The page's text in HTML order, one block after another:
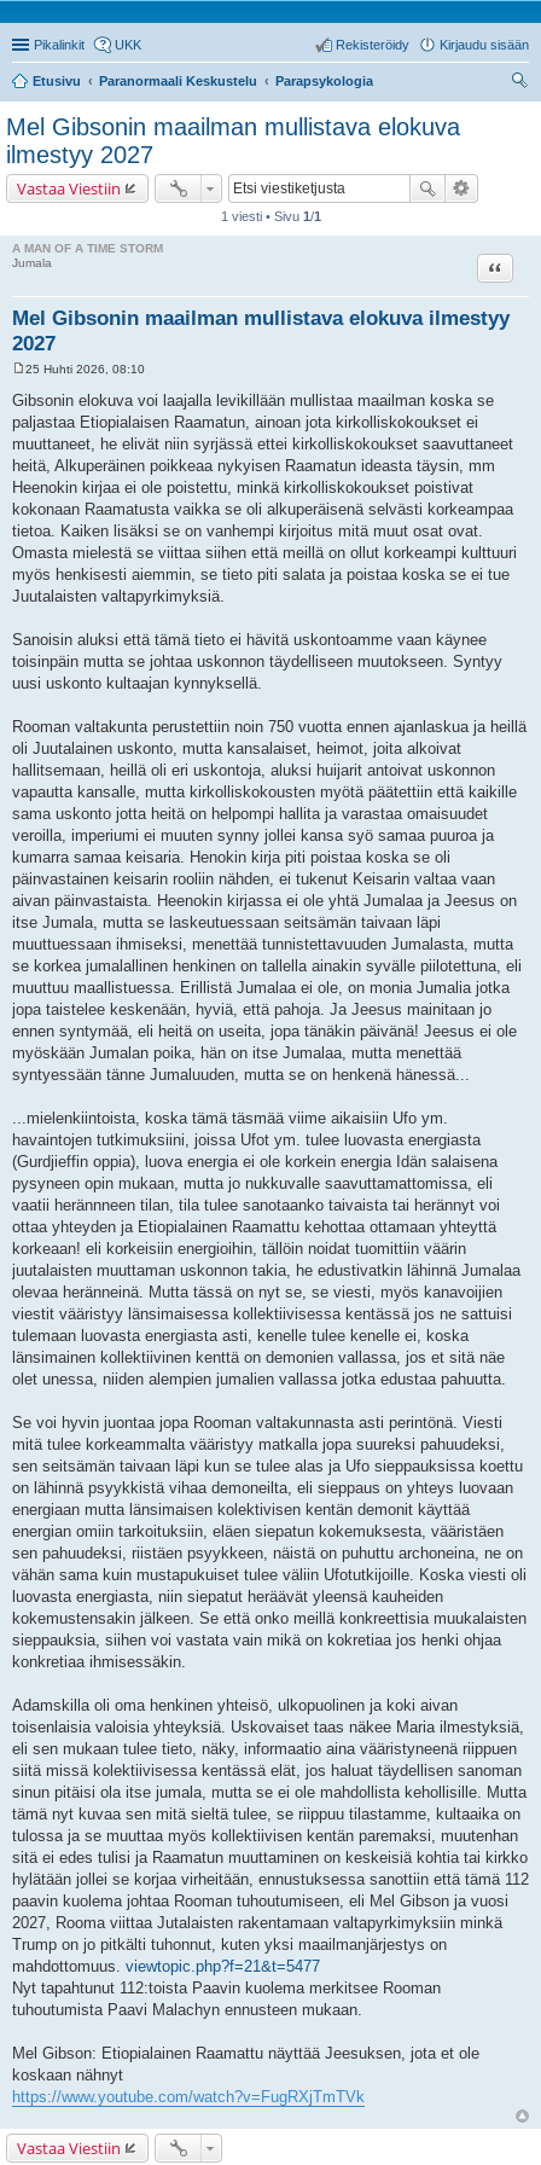
Pikalinkit UKK Kirjaudu sisään
Rekisteröidy
Etusivu Paranormaali Keskustelu
Parapsykologia
Mel Gibsonin maailman mullistava elokuva
ilmestyy 2027
Vastaa Viestiin
1 viesti • Sivu 1/1
A MAN OF A TIME STORM
Jumala
Mel Gibsonin maailman mullistava elokuva ilmestyy
2027
Lainaa
i
e
s
i
25 Huhti 2026, 08:10
Gibsonin elokuva voi laajalla levikillään mullistaa maailman koska se
paljastaa Etiopialaisen Raamatun, ainoan jota kirkolliskokoukset ei
muuttaneet, he elivät niin syrjässä ettei kirkolliskokoukset saavuttaneet
heitä, Alkuperäinen poikkeaa nykyisen Raamatun ideasta täysin, mm
Heenokin kirjaa ei ole poistettu, minkä kirkolliskokoukset poistivat
kokonaan Raamatusta vaikka se oli alkuperäisenä selvästi korkeampaa
tietoa. Kaiken lisäksi se on vanhempi kirjoitus mitä muut osat ovat.
Omasta mielestä se viittaa siihen että meillä on ollut korkeampi kulttuuri
myös henkisesti aiemmin, se tieto piti salata ja poistaa koska se ei tue
Juutalaisten valtapyrkimyksiä.
Sanoisin aluksi että tämä tieto ei hävitä uskontoamme vaan käynee
toisinpäin mutta se johtaa uskonnon täydelliseen muutokseen. Syntyy
uusi uskonto kultaajan kynnyksellä.
Rooman valtakunta perustettiin noin 750 vuotta ennen ajanlaskua ja heillä
oli Juutalainen uskonto, mutta kansalaiset, heimot, joita alkoivat
hallitsemaan, heillä oli eri uskontoja, aluksi huijarit antoivat uskonnon
vapautta kansalle, mutta kirkolliskokousten myötä päätettiin että kaikille
sama uskonto jotta heitä on helpompi hallita ja varastaa omaisuudet
veroilla, imperiumi ei muuten synny jollei kansa syö samaa puuroa ja
kumarra samaa keisaria. Henokin kirja piti poistaa koska se oli
päinvastainen keisarin rooliin nähden, ei tukenut Keisarin valtaa vaan
aivan päinvastaista. Heenokin kirjassa ei ole yhtä Jumalaa ja Jeesus on
itse Jumala, mutta se laskeutuessaan seitsämän taivaan läpi
muuttuessaan ihmiseksi, menettää tunnistettavuuden Jumalasta, mutta
se korkea jumalallinen henkinen on tallella ainakin syvälle piilotettuna, eli
muuttuu maallistuessa. Erillistä Jumalaa ei ole, on monia Jumalia jotka
jopa taistelee keskenään, hyviä, että pahoja. Ja Jeesus mainitaan jo
ennen syntymää, eli heitä on useita, jopa tänäkin päivänä! Jeesus ei ole
myöskään Jumalan poika, hän on itse Jumalaa, mutta menettää
syntyessään tänne Jumaluuden, mutta se on henkenä hänessä...
...mielenkiintoista, koska tämä täsmää viime aikaisiin Ufo ym.
havaintojen tutkimuksiini, joissa Ufot ym. tulee luovasta energiasta
(Gurdjieffin oppia), luova energia ei ole korkein energia Idän salaisena
pysyneen opin mukaan, mutta jo nukkuvalle saavuttamattomissa, eli
vaatii herännneen tilan, tila tulee sanotaanko taivaista tai herännyt voi
ottaa yhteyden ja Etiopialainen Raamattu kehottaa ottamaan yhteyttä
korkeaan! eli korkeisiin energioihin, tällöin noidat tuomittiin väärin
juutalaisten muuttaman uskonnon takia, he edustivatkin lähinnä Jumalaa
olevaa heränneinä. Mutta tässä on nyt se, se viesti, myös kanavoijien
viestit vääristyy länsimaisessa kollektiivisessa kentässä jos ne sattuisi
tulemaan luovasta energiasta asti, kenelle tulee kenelle ei, koska
länsimainen kollektiivinen kenttä on demonien vallassa, jos et sitä näe
olet unessa, niiden alempien jumalien vallassa jotka edustaa pahuutta.
Se voi hyvin juontaa jopa Rooman valtakunnasta asti perintönä. Viesti
mitä tulee korkeammalta vääristyy matkalla jopa suureksi pahuudeksi,
sen seitsämän taivaan läpi kun se tulee alas ja Ufo sieppauksissa koettu
on lähinnä psyykkistä vihaa demoneilta, eli sieppaus on yhteys luovaan
energiaan mutta länsimaisen kolektivisen kentän demonit käyttää
energian omiin tarkoituksiin, eläen siepatun kokemuksesta, vääristäen
sen pahuudeksi, riistäen psyykkeen, näistä on puhuttu archoneina, ne on
vähän sama kuin mustapukuiset tulee väliin Ufotutkijoille. Koska viesti oli
luovasta energiasta, niin siepatut heräävät yleensä kauheiden
kokemustensakin jälkeen. Se että onko meillä konkreettisia muukalaisten
sieppauksia, siihen voi vastata vain mikä on kokretiaa jos henki ohjaa
konkretiaa ihmisessäkin.
Adamskilla oli oma henkinen yhteisö, ulkopuolinen ja koki aivan
toisenlaisia valoisia yhteyksiä. Uskovaiset taas näkee Maria ilmestyksiä,
eli sen mukaan tulee tieto, näky, informaatio aina vääristyneenä riippuen
siitä missä kolektiivisessa kentässä elät, jos haluat täydellisen sanoman
sinun pitäisi ola itse jumala, mutta se ei ole mahdollista kehollisille. Mutta
tämä nyt kuvaa sen mitä sieltä tulee, se riippuu tilastamme, kultaaika on
tulossa ja se muuttaa myös kollektiivisen kentän paremaksi, muutenhan
sitä ei edes tulisi ja Raamatun muuttaminen on keskeisiä kohtia tai kirkko
hylätään jollei se korjaa virheitään, ennustuksessa sanottiin että tämä 112
paavin kuolema johtaa Rooman tuhoutumiseen, eli Mel Gibson ja vuosi
2027, Rooma viittaa Jutalaisten rakentamaan valtapyrkimyksiin minkä
Trump on jo pitkälti tuhonnut, kuten yksi maailmanjärjestys on
mahdottomuus. viewtopic.php?f=21&t=5477
Nyt tapahtunut 112:toista Paavin kuolema merkitsee Rooman
tuhoutumista Paavi Malachyn ennusteen mukaan.
Mel Gibson: Etiopialainen Raamattu näyttää Jeesuksen, jota et ole
koskaan nähnyt
https://www.youtube.com/watch?v=FugRXjTmTVk
Vastaa Viestiin